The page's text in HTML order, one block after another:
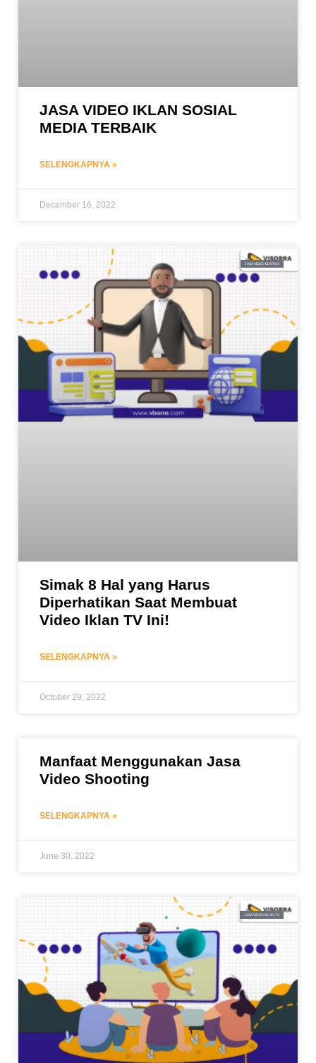
JASA VIDEO IKLAN SOSIAL
MEDIA TERBAIK
SELENGKAPNYA »
December 16, 2022
JASA VIDEO EDITING
Simak 8 Hal yang Harus
Diperhatikan Saat Membuat
Video Iklan TV Ini!
SELENGKAPNYA »
October 29, 2022
Manfaat Menggunakan Jasa
Video Shooting
SELENGKAPNYA »
June 30, 2022
JASA VIDEO IKLAN TV